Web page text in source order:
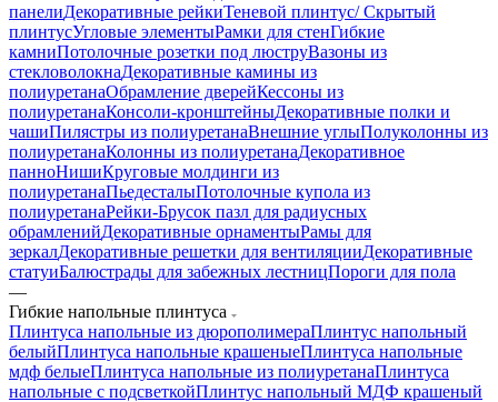
панелиДекоративные рейкиТеневой плинтус/ Скрытый
плинтусУгловые элементыРамки для стенГибкие
камниПотолочные розетки под люструВазоны из
стекловолокнаДекоративные камины из
полиуретанаОбрамление дверейКессоны из
полиуретанаКонсоли-кронштейныДекоративные полки и
чашиПилястры из полиуретанаВнешние углыПолуколонны из
полиуретанаКолонны из полиуретанаДекоративное
панноНишиКруговые молдинги из
полиуретанаПьедесталыПотолочные купола из
полиуретанаРейки-Брусок пазл для радиусных
обрамленийДекоративные орнаментыРамы для
зеркалДекоративные решетки для вентиляцииДекоративные
статуиБалюстрады для забежных лестницПороги для пола
—
Гибкие напольные плинтуса
Плинтуса напольные из дюрополимераПлинтус напольный
белыйПлинтуса напольные крашеныеПлинтуса напольные
мдф белыеПлинтуса напольные из полиуретанаПлинтуса
напольные с подсветкойПлинтус напольный МДФ крашеный